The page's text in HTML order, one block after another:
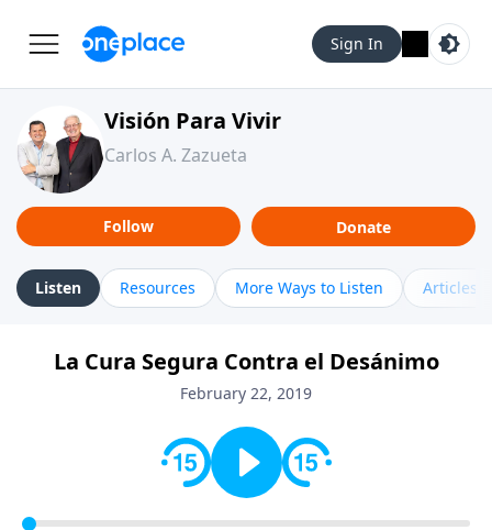
Sign In
Visión Para Vivir
Carlos A. Zazueta
Follow Donate
Listen Resources More Ways to Listen Articles
La Cura Segura Contra el Desánimo
February 22, 2019